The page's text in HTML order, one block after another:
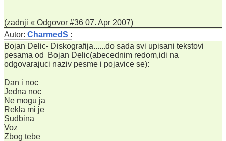
(zadnji « Odgovor #36 07. Apr 2007)
Autor: CharmedS :
Bojan Delic- Diskografija......do sada svi upisani tekstovi
pesama od Bojan Delic(abecednim redom,idi na
odgovarajuci naziv pesme i pojavice se):
Dan i noc
Jedna noc
Ne mogu ja
Rekla mi je
Sudbina
Voz
Zbog tebe